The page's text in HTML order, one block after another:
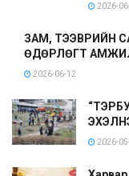
2026-
ЗАМ, ТЭЭВРИЙН
ӨДӨРЛӨГТ
2026-06-12
2026-